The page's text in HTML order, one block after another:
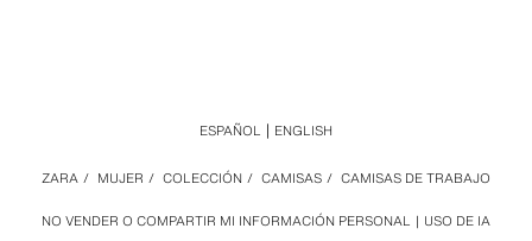
NO VENDER O COMPARTIR MI INFORMACIÓN PERSONAL USO DE IA
ZARA / MUJER / COLECCIÓN / CAMISAS / CAMISAS DE TRABAJO
ESPAÑOL ENGLISH